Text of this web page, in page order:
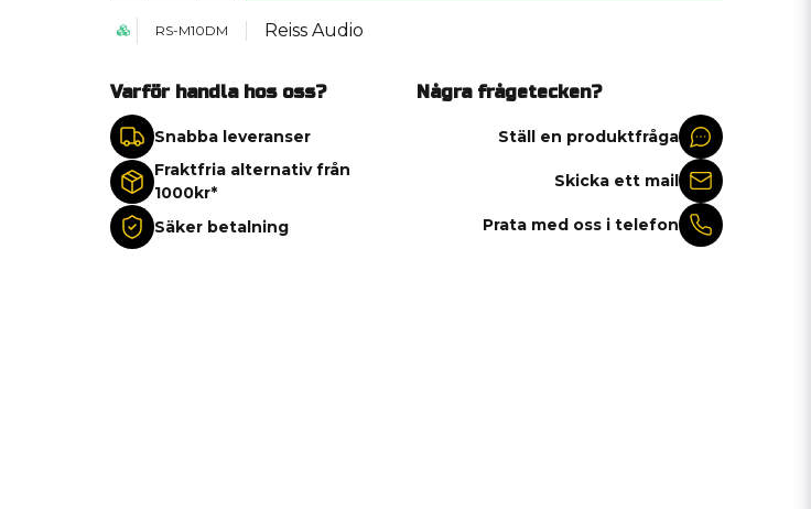
RS-M10DM Reiss Audio
Varför handla hos oss?
Snabba leveranser
Fraktfria alternativ från
1000kr*
Säker betalning
Några frågetecken?
Ställ en produktfråga
Skicka ett mail
Prata med oss i telefon